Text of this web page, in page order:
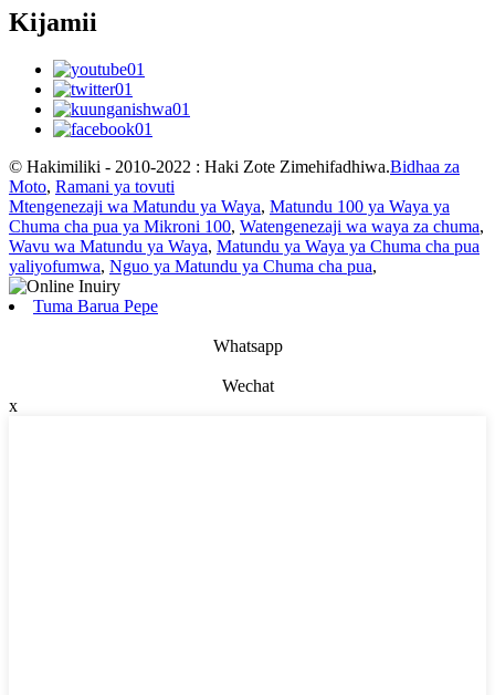
Kijamii
© Hakimiliki - 2010-2022 : Haki Zote Zimehifadhiwa.Bidhaa za
Moto, Ramani ya tovuti
Mtengenezaji wa Matundu ya Waya, Matundu 100 ya Waya ya
Chuma cha pua ya Mikroni 100, Watengenezaji wa waya za chuma,
Wavu wa Matundu ya Waya, Matundu ya Waya ya Chuma cha pua
yaliyofumwa, Nguo ya Matundu ya Chuma cha pua,
Tuma Barua Pepe
Whatsapp
Wechat
x